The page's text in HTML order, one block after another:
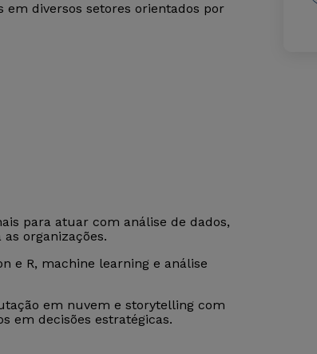
em diversos setores orientados por
para atuar com análise de dados,
organizações.
e R, machine learning e análise
em nuvem e storytelling com
em decisões estratégicas.